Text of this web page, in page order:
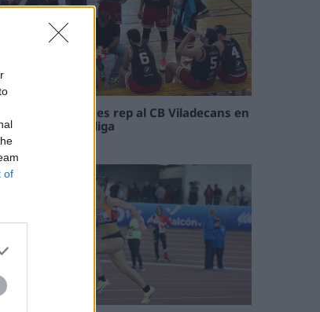
of
amb baixes rep al CB Viladecans en
decisiu de la lliga